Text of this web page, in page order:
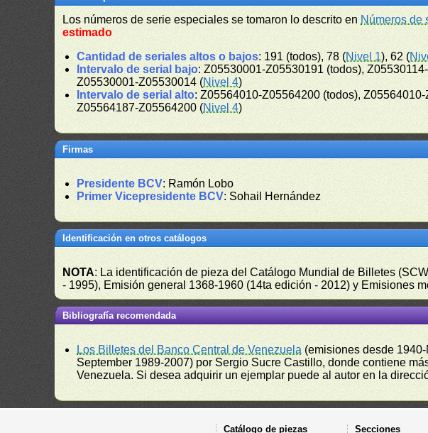
Los números de serie especiales se tomaron lo descrito en Números de
estimado
Cantidad de seriales altos o bajos: 191 (todos), 78 (Nivel 1), 62 (
Intervalo de serial bajo: Z05530001-Z05530191 (todos),
Z05530001-Z05530014 (Nivel 4)
Intervalo de serial alto: Z05564010-Z05564200 (todos),
Z05564187-Z05564200 (Nivel 4)
Firmas
Presidente BCV: Ramón Lobo
Primer Vicepresidente BCV: Sohail Hernández
Identificación en otros catálogos
NOTA: La identificación de pieza del Catálogo Mundial de Billetes
- 1995), Emisión general 1368-1960 (14ta edición - 2012) y Emisiones
Bibliografía recomendada
Los Billetes del Banco Central de Venezuela (emisiones desde
September 1989-2007) por Sergio Sucre Castillo, donde contiene
Venezuela. Si desea adquirir un ejemplar puede al autor en la
Catálogo de piezas Secciones